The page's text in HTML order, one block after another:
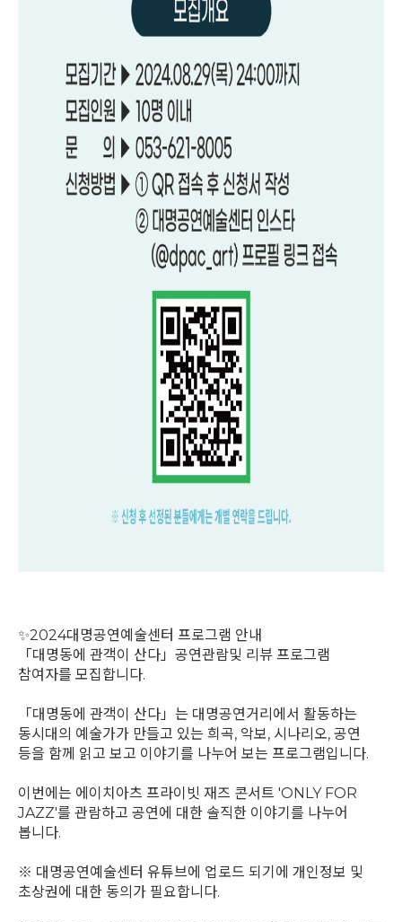
✨2024대명공연예술센터 프로그램 안내
「대명동에 관객이 산다」공연관람및 리뷰 프로그램
참여자를 모집합니다.
「대명동에 관객이 산다」는 대명공연거리에서 활동하는
동시대의 예술가가 만들고 있는 희곡, 악보, 시나리오, 공연
등을 함께 읽고 보고 이야기를 나누어 보는 프로그램입니다.
이번에는 에이치아츠 프라이빗 재즈 콘서트 'ONLY FOR
JAZZ'를 관람하고 공연에 대한 솔직한 이야기를 나누어
봅니다.
※ 대명공연예술센터 유튜브에 업로드 되기에 개인정보 및
초상권에 대한 동의가 필요합니다.